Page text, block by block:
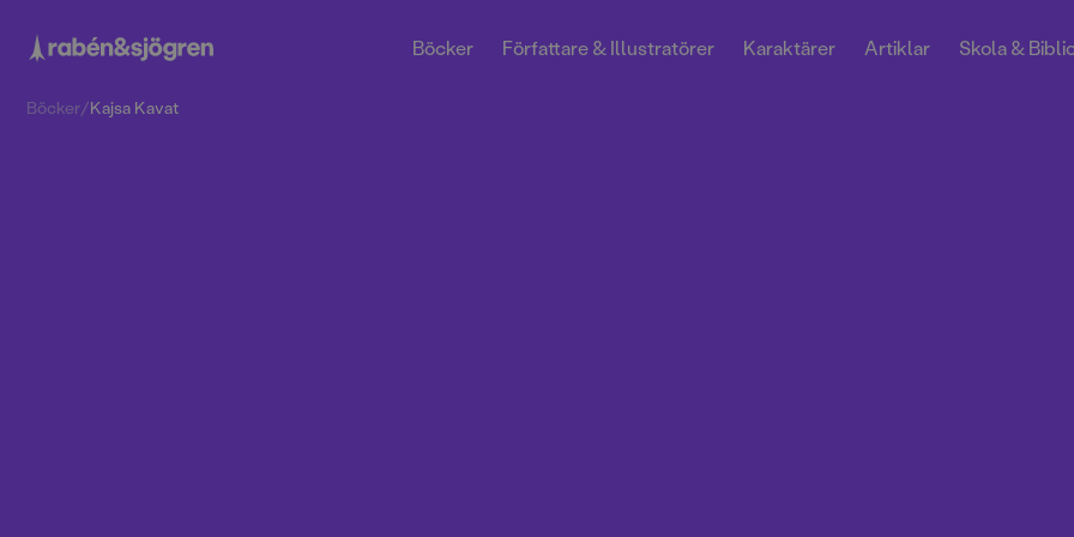
Böcker Författare & Illustratörer Karaktärer Artiklar Skola &
Böcker/Kajsa Kavat